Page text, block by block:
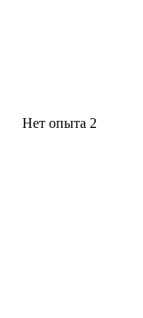
Нет опыта 2